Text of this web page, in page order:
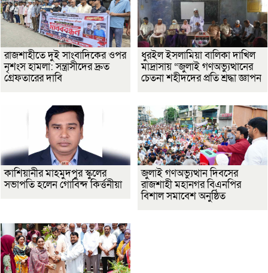
রাজশাহীতে দুই সাংবাদিকের ওপর
নৃশংস হামলা: সন্ত্রাসীদের দ্রুত
গ্রেফতারের দাবি
ধুরইল ইসলামিয়া বালিকা দাখিল
মাদ্রাসায় “জুলাই গণঅভ্যুত্থানের
চেতনা শহীদদের প্রতি শ্রদ্ধা জ্ঞাপন
কাশিয়ানীর মাহমুদপুর স্কুলের
সভাপতি হলেন গোবিন্দ কির্ত্তনীয়া
জুলাই গণঅভ্যুত্থান দিবসের
রাজশাহী মহানগর বিএনপির
বিশাল সমাবেশ অনুষ্ঠিত